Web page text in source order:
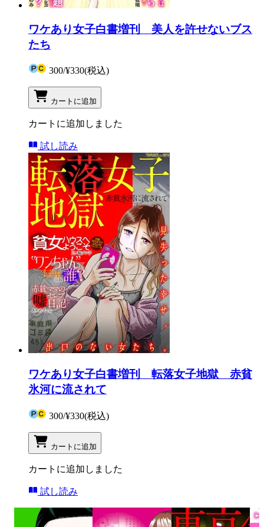
ワケあり女子白書増刊 美人を許せないブス
たち
300/¥330(税込)
カートに追加
カートに追加しました
試し読み
ワケあり女子白書増刊 転落女子地獄 赤貧
氷河に流されて
300/¥330(税込)
カートに追加
カートに追加しました
試し読み